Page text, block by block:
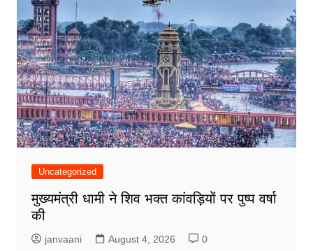
Uncategorized
मुख्यमंत्री धामी ने शिव भक्त कांवड़ियों पर पुष्प वर्षा
की
janvaani August 4, 2026 0